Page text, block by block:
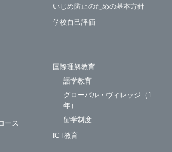
いじめ防止のための基本方針
学校自己評価
ース
国際理解教育
語学教育
グローバル・ヴィレッジ（1
年）
留学制度
ICT教育